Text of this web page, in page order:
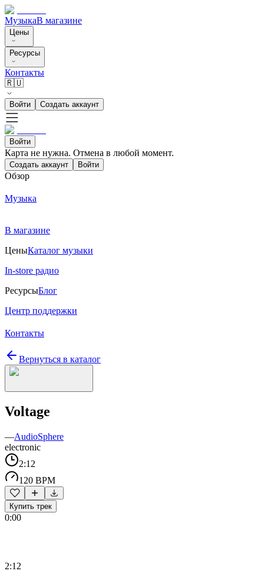
МузыкаВ магазине
Цены
Ресурсы
Контакты
🇷🇺
Войти Создать аккаунт
Войти
Карта не нужна. Отмена в любой момент.
Создать аккаунт Войти
Обзор
Музыка
В магазине
ЦеныКаталог музыки
In-store радио
РесурсыБлог
Центр поддержки
Контакты
Вернуться в каталог
Voltage
—AudioSphere
electronic
2:12
120 BPM
Купить трек
0:00
2:12